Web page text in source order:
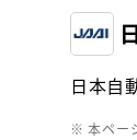
日本自
※ 本ペー